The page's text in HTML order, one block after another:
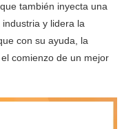
también inyecta una
y lidera la
con su ayuda, la
comienzo de un mejor